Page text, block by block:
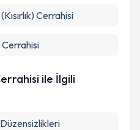
Cerrahisi
Cerrahisi
ile İlgili